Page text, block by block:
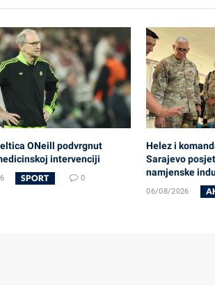
ONeill podvrgnut
intervenciji
SPORT 0
Helez i
Sarajevo
namjenske
06/08/2026